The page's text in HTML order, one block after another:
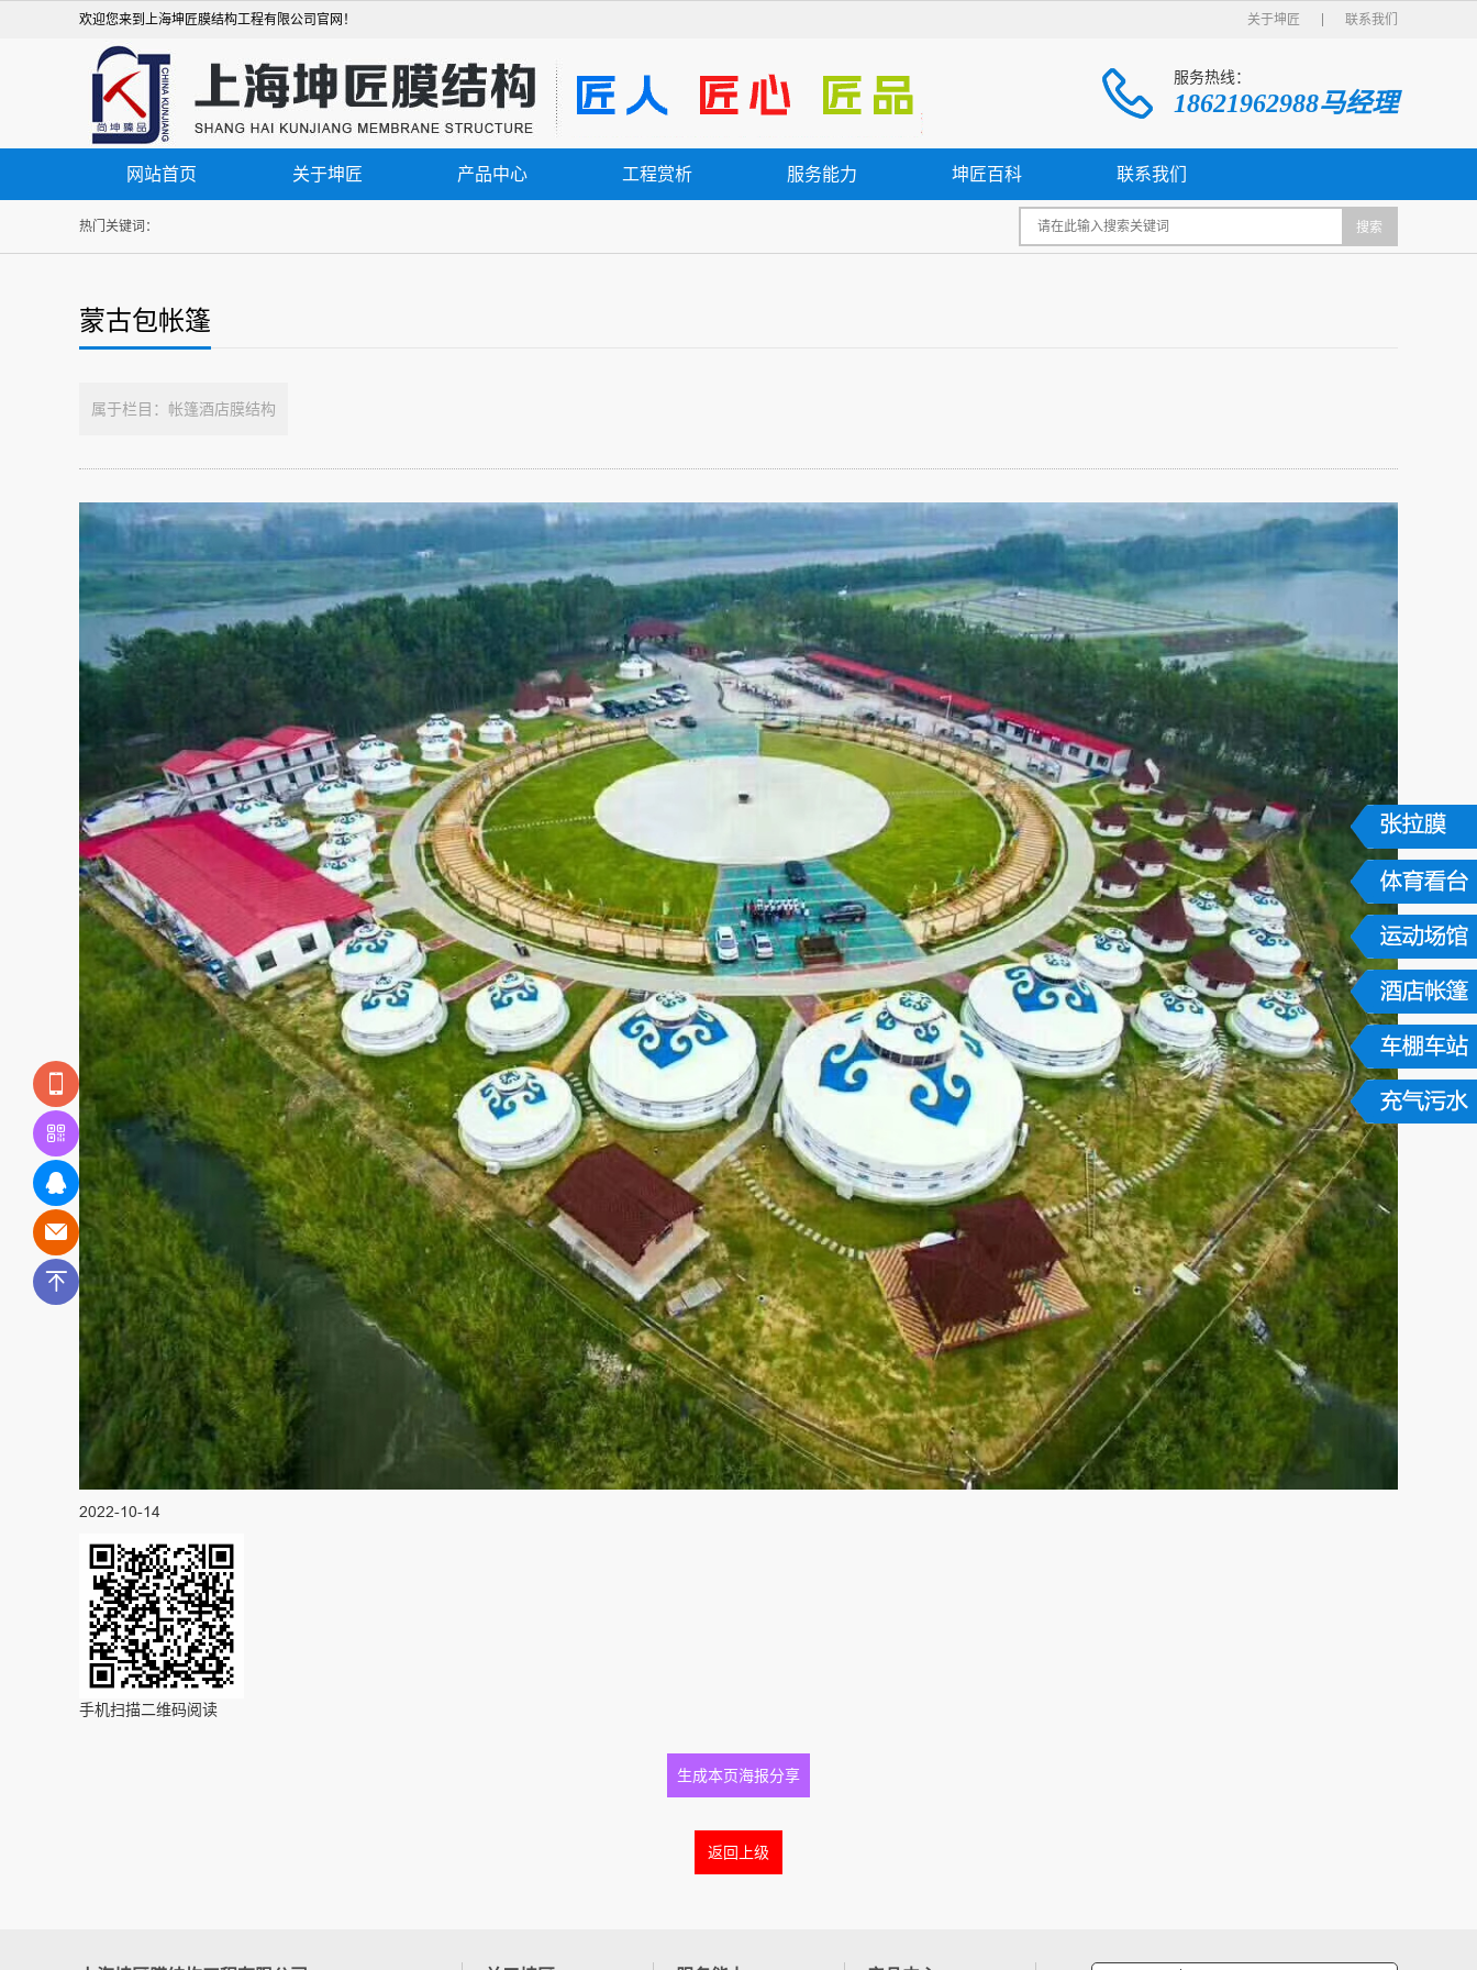
欢迎您来到上海坤匠膜结构工程有限公司官网！ 关于坤匠 联系我们
服务热线：
18621962988马经理
网站首页 关于坤匠 产品中心 工程赏析 服务能力 坤匠百科 联系我们
热门关键词： 搜索
蒙古包帐篷
属于栏目：帐篷酒店膜结构
2022-10-14
手机扫描二维码阅读
生成本页海报分享
返回上级